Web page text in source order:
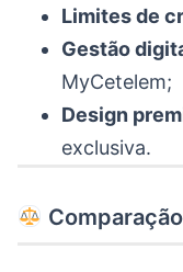
Limites de
Gestão
MyCetelem;
Design
exclusiva.